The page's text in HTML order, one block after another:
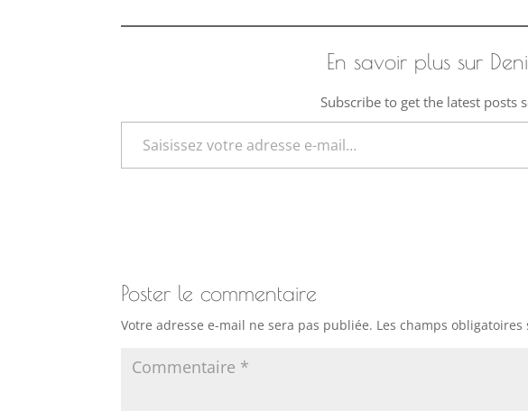
En savoir plus sur
Subscribe to get the latest posts
Saisissez votre adresse e-mail…
Poster le commentaire
Votre adresse e-mail ne sera pas publiée. Les champs